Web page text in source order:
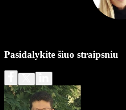
Pasidalykite šiuo straipsniu